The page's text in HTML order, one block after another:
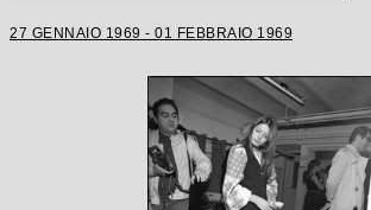
27 GENNAIO 1969 - 01 FEBBRAIO 1969